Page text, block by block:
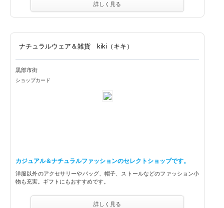
詳しく見る
ナチュラルウェア＆雑貨 kiki（キキ）
黒部市街
ショップカード
カジュアル＆ナチュラルファッションのセレクトショップです。
洋服以外のアクセサリーやバッグ、帽子、ストールなどのファッション小
物も充実。ギフトにもおすすめです。
詳しく見る